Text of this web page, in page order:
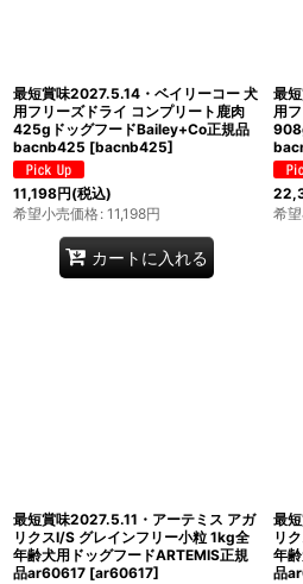
最短賞味2027.5.14・ベイリーコー 犬
用フリーズドライ コンプリート鹿肉
425gドッグフードBailey+Co正規品
bacnb425 [bacnb425]
11,198円(税込)
希望小売価格: 11,198円
カートに入れる
最
用
希
最短賞味2027.5.11・アーテミス アガ
リクスI/S グレインフリー小粒 1kg全
年齢犬用ドッグフードARTEMIS正規
品ar60617 [ar60617]
最
リ
年
品